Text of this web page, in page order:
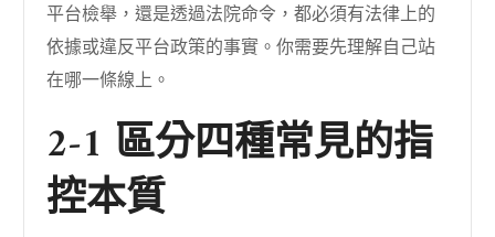
平台檢舉，還是透過法院命令，都必須有法律上的
依據或違反平台政策的事實。你需要先理解自己站
在哪一條線上。
2-1 區分四種常見的指
控本質